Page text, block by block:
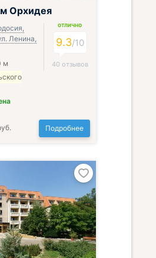
Орхидея
Ленина,
м
ОТЛИЧНО
9.3/10
40 отзывов
Подробнее